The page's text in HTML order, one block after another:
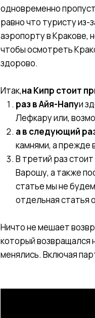
одновременно
равно что туристу из-
аэропорту в Кракове,
чтобы осмотреть
здорово.
Итак,на Кипр стоит
раз в Айя-Напуи
Лефкару или,
а в следующий
камнями, а прежде
В третий раз
Варошу, а также
статье мы не
отдельная статья
Ничто не мешает
который возвращался
менялись. Включая